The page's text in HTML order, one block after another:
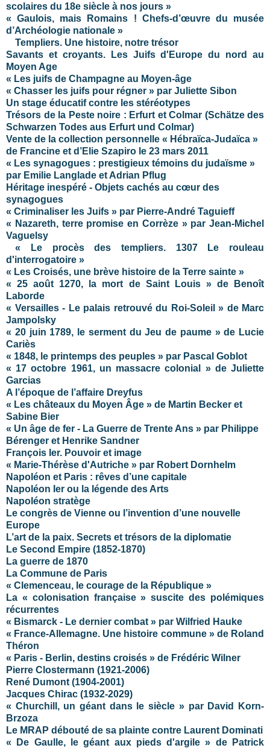
scolaires du 18e siècle à nos jours »
« Gaulois, mais Romains ! Chefs-d’œuvre du musée
d’Archéologie nationale »
Templiers. Une histoire, notre trésor
Savants et croyants. Les Juifs d'Europe du nord au
Moyen Age
« Les juifs de Champagne au Moyen-âge
« Chasser les juifs pour régner » par Juliette Sibon
Un stage éducatif contre les stéréotypes
Trésors de la Peste noire : Erfurt et Colmar (Schätze des
Schwarzen Todes aus Erfurt und Colmar)
Vente de la collection personnelle « Hébraïca-Judaïca »
de Francine et d’Elie Szapiro le 23 mars 2011
« Les synagogues : prestigieux témoins du judaïsme »
par Emilie Langlade et Adrian Pflug
Héritage inespéré - Objets cachés au cœur des
synagogues
« Criminaliser les Juifs » par Pierre-André Taguieff
« Nazareth, terre promise en Corrèze » par Jean-Michel
Vaguelsy
« Le procès des templiers. 1307 Le rouleau
d'interrogatoire »
« Les Croisés, une brève histoire de la Terre sainte »
« 25 août 1270, la mort de Saint Louis » de Benoît
Laborde
« Versailles - Le palais retrouvé du Roi-Soleil » de Marc
Jampolsky
« 20 juin 1789, le serment du Jeu de paume » de Lucie
Cariès
« 1848, le printemps des peuples » par Pascal Goblot
« 17 octobre 1961, un massacre colonial » de Juliette
Garcias
A l’époque de l’affaire Dreyfus
« Les châteaux du Moyen Âge » de Martin Becker et
Sabine Bier
« Un âge de fer - La Guerre de Trente Ans » par Philippe
Bérenger et Henrike Sandner
François Ier. Pouvoir et image
« Marie-Thérèse d'Autriche » par Robert Dornhelm
Napoléon et Paris : rêves d’une capitale
Napoléon Ier ou la légende des Arts
Napoléon stratège
Le congrès de Vienne ou l’invention d’une nouvelle
Europe
L’art de la paix. Secrets et trésors de la diplomatie
Le Second Empire (1852-1870)
La guerre de 1870
La Commune de Paris
« Clemenceau, le courage de la République »
La « colonisation française » suscite des polémiques
récurrentes
« Bismarck - Le dernier combat » par Wilfried Hauke
« France-Allemagne. Une histoire commune » de Roland
Théron
« Paris - Berlin, destins croisés » de Frédéric Wilner
Pierre Clostermann (1921-2006)
René Dumont (1904-2001)
Jacques Chirac (1932-2029)
« Churchill, un géant dans le siècle » par David Korn-
Brzoza
Le MRAP débouté de sa plainte contre Laurent Dominati
« De Gaulle, le géant aux pieds d'argile » de Patrick